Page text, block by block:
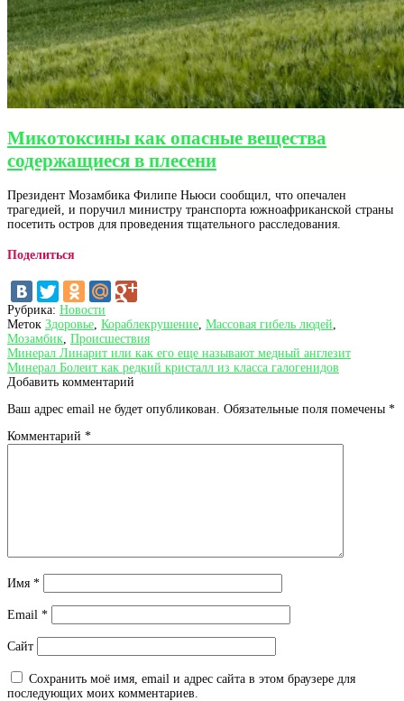
Микотоксины как опасные вещества
содержащиеся в плесени
Президент Мозамбика Филипе Ньюси сообщил, что опечален
трагедией, и поручил министру транспорта южноафриканской страны
посетить остров для проведения тщательного расследования.
Поделиться
Рубрика: Новости
Меток Здоровье Кораблекрушение Массовая гибель людей
Мозамбик Происшествия
Навигация
по
записям
Предыдущая
запись:
Минерал Линарит или как его еще называют медный англезит
Следующая
запись:
Минерал Болеит как редкий кристалл из класса галогенидов
Добавить комментарий
Ваш адрес email не будет опубликован. Обязательные поля помечены *
Комментарий *
Имя *
Email *
Сайт
Сохранить моё имя, email и адрес сайта в этом браузере для
последующих моих комментариев.